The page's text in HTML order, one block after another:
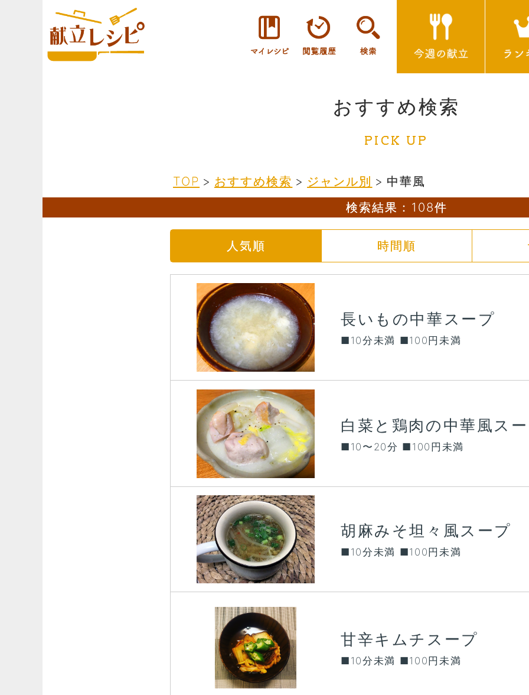
おすすめ検索
PICK UP
TOP > おすすめ検索 > ジャンル別 > 中華風
検索結果：108件
人気順 時間順
長いもの中華スープ
■10分未満 ■100円未満
白菜と鶏肉の中華風ス
■10〜20分 ■100円未満
胡麻みそ坦々風スープ
■10分未満 ■100円未満
甘辛キムチスープ
■10分未満 ■100円未満